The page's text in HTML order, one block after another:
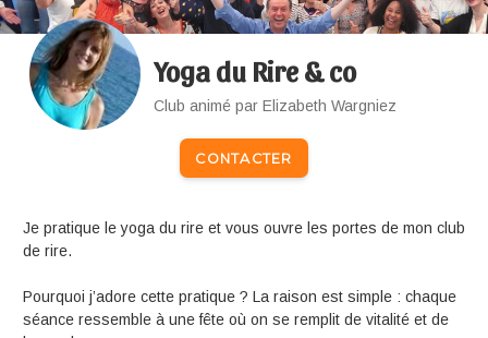
Yoga du Rire & co
Club animé par Elizabeth Wargniez
CONTACTER
Je pratique le yoga du rire et vous ouvre les portes de mon club
de rire.
Pourquoi j’adore cette pratique ? La raison est simple : chaque
séance ressemble à une fête où on se remplit de vitalité et de